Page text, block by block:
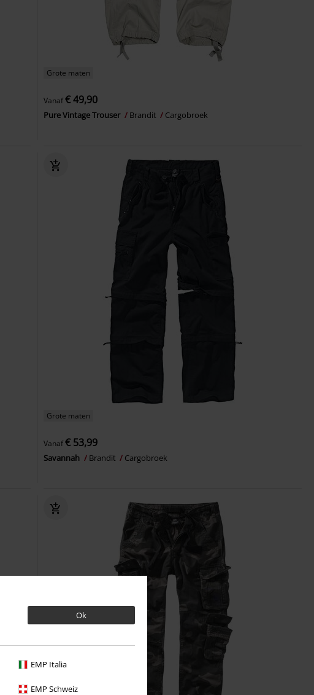
Ok
EMP Italia
EMP Schweiz
Grote maten
Vanaf€ 49,90
Pure Vintage Trouser Brandit Cargobroek
Grote maten
Vanaf€ 53,99
Savannah Brandit Cargobroek